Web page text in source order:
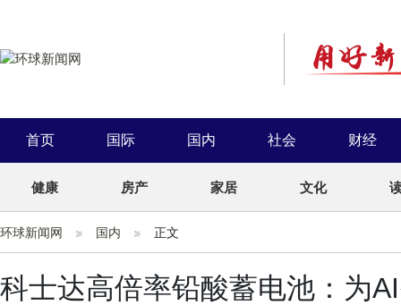
首页 国际 国内 社会 财经
健康 房产 家居 文化
环球新闻网 国内 正文
科士达高倍率铅酸蓄电池：为